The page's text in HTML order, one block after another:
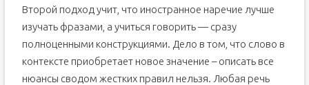
Второй подход учит, что иностранное наречие лучше
изучать фразами, а учиться говорить — сразу
полноценными конструкциями. Дело в том, что слово в
контексте приобретает новое значение – описать все
нюансы сводом жестких правил нельзя. Любая речь